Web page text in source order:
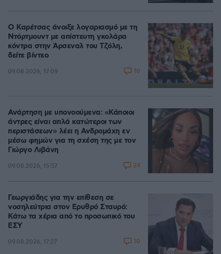
Ο Καρέτσας άνοιξε λογαριασμό με τη
Ντόρτμουντ με απίστευτη γκολάρα
κόντρα στην Άρσεναλ του Τζόλη,
δείτε βίντεο
09.08.2026, 17:09 10
Ανάρτηση με υπονοούμενα: «Κάποιοι
άντρες είναι απλά κατώτεροι των
περιστάσεων» λέει η Ανδρομάχη εν
μέσω φημών για τη σχέση της με τον
Γιώργο Λιβάνη
09.08.2026, 15:57 24
Γεωργιάδης για την επίθεση σε
νοσηλεύτρια στον Ερυθρό Σταυρό:
Κάτω τα χέρια από το προσωπικό του
ΕΣΥ
09.08.2026, 17:27 10